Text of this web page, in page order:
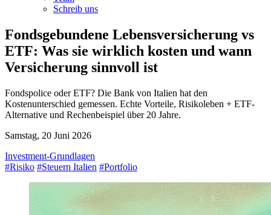
Schreib uns
Fondsgebundene Lebensversicherung vs
ETF: Was sie wirklich kosten und wann
Versicherung sinnvoll ist
Fondspolice oder ETF? Die Bank von Italien hat den
Kostenunterschied gemessen. Echte Vorteile, Risikoleben + ETF-
Alternative und Rechenbeispiel über 20 Jahre.
Samstag, 20 Juni 2026
Investment-Grundlagen
#Risiko #Steuern Italien #Portfolio